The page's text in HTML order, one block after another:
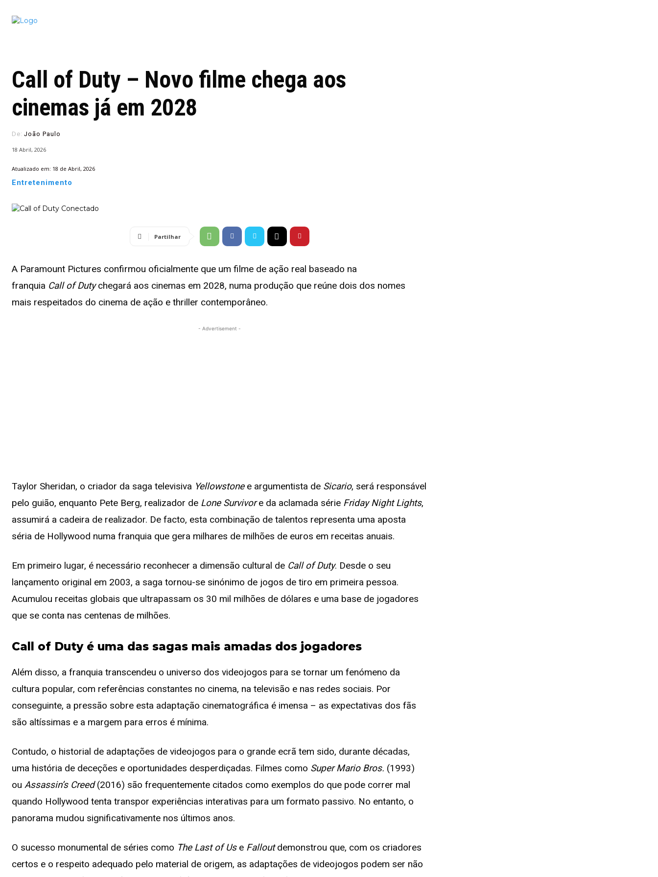
Call of Duty – Novo filme chega aos
cinemas já em 2028
De: João Paulo
18 Abril, 2026
Atualizado em: 18 de Abril, 2026
Entretenimento
Partilhar
A Paramount Pictures confirmou oficialmente que um filme de ação real baseado na
franquia Call of Dutychegará aos cinemas em 2028, numa produção que reúne dois dos nomes
mais respeitados do cinema de ação e thriller contemporâneo.
- Advertisement -
Taylor Sheridan, o criador da saga televisiva Yellowstonee argumentista de Sicario, será responsável
pelo guião, enquanto Pete Berg, realizador de Lone Survivore da aclamada série Friday Night Lights,
assumirá a cadeira de realizador. De facto, esta combinação de talentos representa uma aposta
séria de Hollywood numa franquia que gera milhares de milhões de euros em receitas anuais.
Em primeiro lugar, é necessário reconhecer a dimensão cultural de Call of Duty. Desde o seu
lançamento original em 2003, a saga tornou-se sinónimo de jogos de tiro em primeira pessoa.
Acumulou receitas globais que ultrapassam os 30 mil milhões de dólares e uma base de jogadores
que se conta nas centenas de milhões.
Call of Duty é uma das sagas mais amadas dos jogadores
Além disso, a franquia transcendeu o universo dos videojogos para se tornar um fenómeno da
cultura popular, com referências constantes no cinema, na televisão e nas redes sociais. Por
conseguinte, a pressão sobre esta adaptação cinematográfica é imensa – as expectativas dos fãs
são altíssimas e a margem para erros é mínima.
Contudo, o historial de adaptações de videojogos para o grande ecrã tem sido, durante décadas,
uma história de deceções e oportunidades desperdiçadas. Filmes como Super Mario Bros. (1993)
ou Assassin’s Creed(2016) são frequentemente citados como exemplos do que pode correr mal
quando Hollywood tenta transpor experiências interativas para um formato passivo. No entanto, o
panorama mudou significativamente nos últimos anos.
O sucesso monumental de séries como The Last of Use Falloutdemonstrou que, com os criadores
certos e o respeito adequado pelo material de origem, as adaptações de videojogos podem ser não